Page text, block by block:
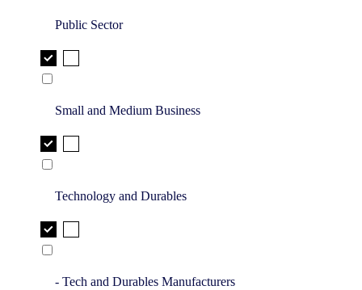
Public Sector
Small and Medium Business
Technology and Durables
- Tech and Durables Manufacturers